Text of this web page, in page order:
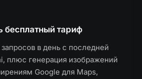
бесплатный тариф
в день с последней
плюс генерация изображений
Google для Maps,